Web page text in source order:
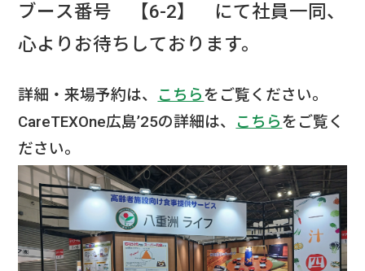
ブース番号 【6-2】 にて社員一同、
心よりお待ちしております。
詳細・来場予約は、 こちらをご覧ください。
CareTEXOne広島’25の詳細は、
こちらをご覧く
ださい。